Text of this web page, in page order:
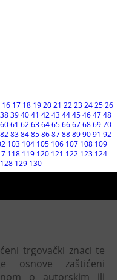
16 17 18 192021 2223242526
38 39 40 41 42 43 44 45 46 47 48
60 61 62 63 64 65 66 67 68 69 70
82 83 84 85 86 87 88 89 90 91 92
103 104 105 106 107 108 109
118 119 120 121 122 123 124
128 129 130
trgovački znaci te
zaštićeni
o autorskim ili